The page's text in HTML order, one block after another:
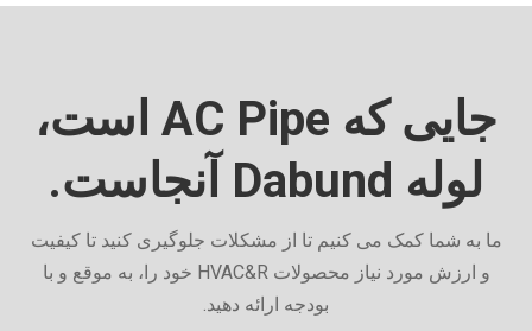
جایی که AC Pipe است،
لوله Dabund آنجاست.
ما به شما کمک می کنیم تا از مشکلات جلوگیری کنید تا کیفیت
و ارزش مورد نیاز محصولات HVAC&R خود را، به موقع و با
بودجه ارائه دهید.